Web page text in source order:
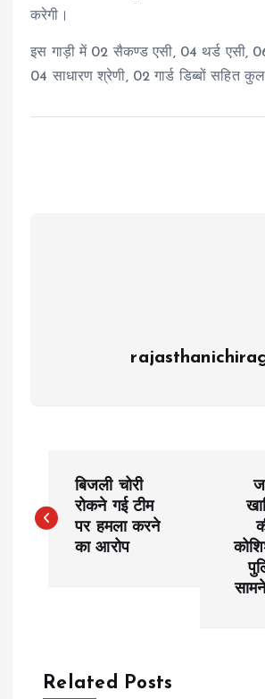
करेगी।
इस गाड़ी में 02 सैकण्ड एसी, 04 थर्ड एसी, 06
04 साधारण श्रेणी, 02 गार्ड डिब्बों सहित कुल
o
a
बिजली चोरी
रोकने गई टीम
पर हमला करने
का आरोप
Related Posts